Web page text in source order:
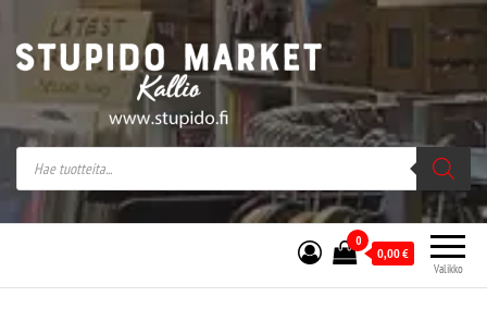
Stupido Market – verkossa ja kivijalassa
Stupido Market on vaihtoehtomusaan
erikoistunut verkko- sekä
kivijalkakauppa Helsingissä Kallion
sydämessä.
Valikko
0
0,00€